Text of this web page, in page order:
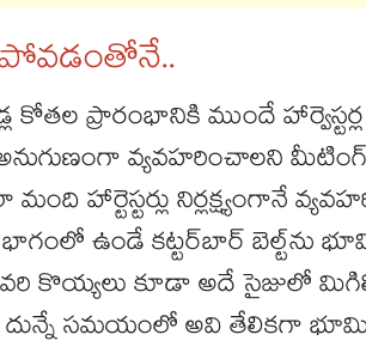
ప్రారంభానికి ముందే
అనుగుణంగా వ్యవహరించాలని
హార్టెస్టర్లు నిర్లక్ష్యంగానే
భాగంలో ఉండే కట్టర్​బార్ బెల్ట్​ను
కొయ్యలు కూడా అదే సైజులో
సమయంలో అవి తేలికగా